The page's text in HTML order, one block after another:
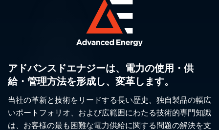
アドバンスドエナジーは、電力の使用・供
給・管理方法を形成し、変革します。
当社の革新と技術をリードする長い歴史、独自製品の幅広
いポートフォリオ、および広範囲にわたる技術的専門知識
は、お客様の最も困難な電力供給に関する問題の解決を支